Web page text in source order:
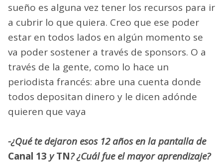
sueño es alguna vez tener los recursos para ir
a cubrir lo que quiera. Creo que ese poder
estar en todos lados en algún momento se
va poder sostener a través de sponsors. O a
través de la gente, como lo hace un
periodista francés: abre una cuenta donde
todos depositan dinero y le dicen adónde
quieren que vaya
-¿Qué te dejaron esos 12 años en la pantalla de
Canal 13 yTN? ¿Cuál fue el mayor aprendizaje?